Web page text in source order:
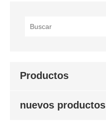
Productos
nuevos productos